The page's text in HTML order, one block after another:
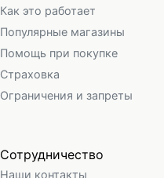
Как это работает
Популярные магазины
Помощь при покупке
Страховка
Ограничения и запреты
Сотрудничество
Наши контакты